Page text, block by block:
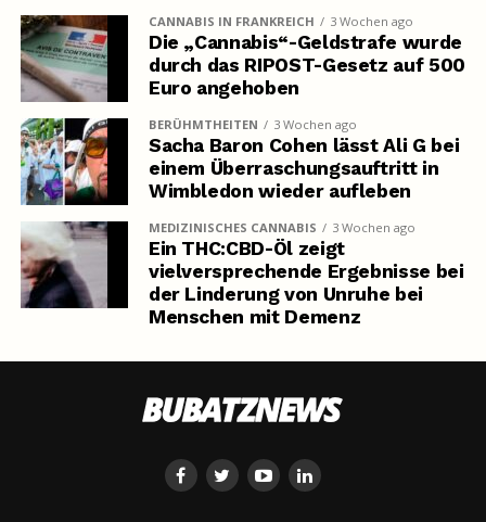
CANNABIS IN FRANKREICH 3 Wochen ago
Die „Cannabis“-Geldstrafe wurde
durch das RIPOST-Gesetz auf 500
Euro angehoben
BERÜHMTHEITEN 3 Wochen ago
Sacha Baron Cohen lässt Ali G bei
einem Überraschungsauftritt in
Wimbledon wieder aufleben
MEDIZINISCHES CANNABIS 3 Wochen ago
Ein THC:CBD-Öl zeigt
vielversprechende Ergebnisse bei
der Linderung von Unruhe bei
Menschen mit Demenz